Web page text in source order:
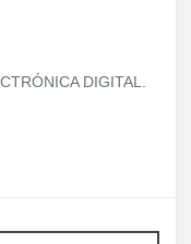
DIGITAL.